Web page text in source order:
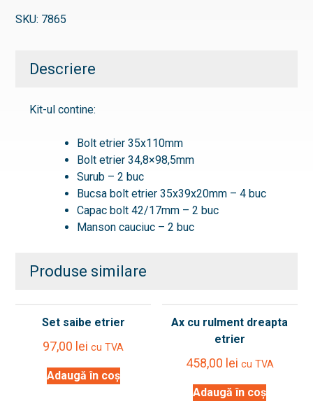
etrier
SKU: 7865
Descriere
Kit-ul contine:
Bolt etrier 35x110mm
Bolt etrier 34,8×98,5mm
Surub – 2 buc
Bucsa bolt etrier 35x39x20mm – 4 buc
Capac bolt 42/17mm – 2 buc
Manson cauciuc – 2 buc
Produse similare
Set saibe etrier
97,00 lei cu TVA
Adaugă în coș
Ax cu rulment dreapta
etrier
458,00 lei cu TVA
Adaugă în coș